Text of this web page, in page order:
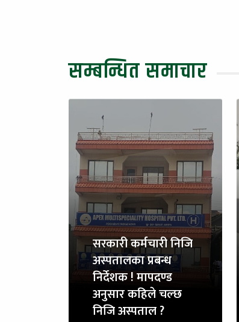
सम्बन्धित समाचार
सरकारी कर्मचारी निजि
अस्पतालका प्रबन्ध
निर्देशक ! मापदण्ड
अनुसार कहिले चल्छ
निजि अस्पताल ?